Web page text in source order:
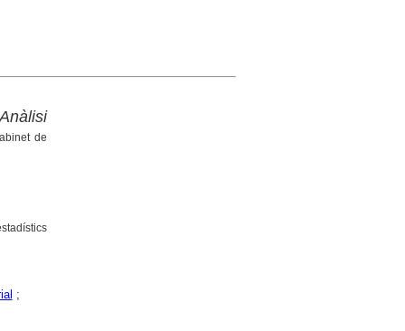
de
;